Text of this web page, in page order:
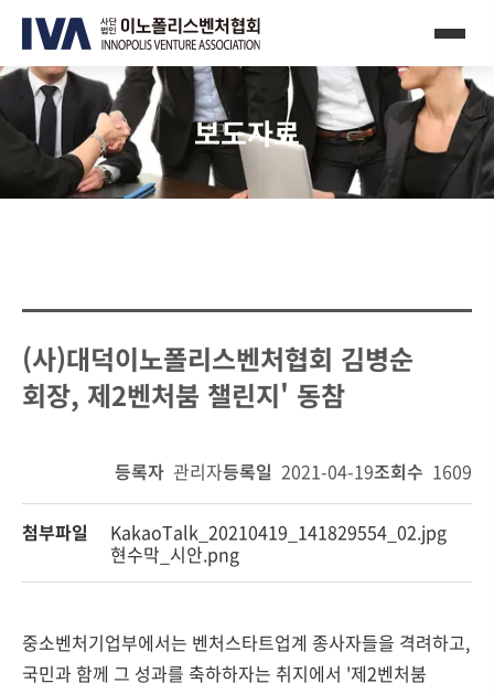
보도자료
(사)대덕이노폴리스벤처협회 김병순
회장, 제2벤처붐 챌린지' 동참
등록자 관리자등록일 2021-04-19조회수 1609
첨부파일
KakaoTalk_20210419_141829554_02.jpg
현수막_시안.png
중소벤처기업부에서는 벤처스타트업계 종사자들을 격려하고,
국민과 함께 그 성과를 축하하자는 취지에서 '제2벤처붐